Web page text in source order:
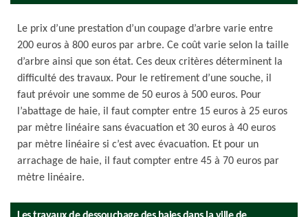
Le prix d’une prestation d’un coupage d’arbre varie entre
200 euros à 800 euros par arbre. Ce coût varie selon la taille
d’arbre ainsi que son état. Ces deux critères déterminent la
difficulté des travaux. Pour le retirement d’une souche, il
faut prévoir une somme de 50 euros à 500 euros. Pour
l’abattage de haie, il faut compter entre 15 euros à 25 euros
par mètre linéaire sans évacuation et 30 euros à 40 euros
par mètre linéaire si c’est avec évacuation. Et pour un
arrachage de haie, il faut compter entre 45 à 70 euros par
mètre linéaire.